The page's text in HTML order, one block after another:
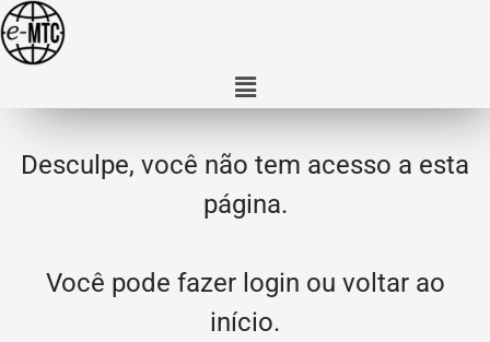
Desculpe, você não tem acesso a esta
página.
Você pode fazer login ou voltar ao
início.